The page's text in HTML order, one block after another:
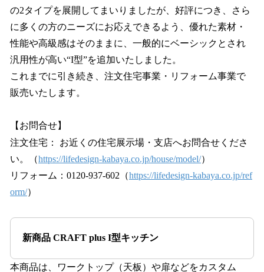
の2タイプを展開してまいりましたが、好評につき、さら
に多くの方のニーズにお応えできるよう、優れた素材・
性能や高級感はそのままに、一般的にベーシックとされ
汎用性が高い“I型”を追加いたしました。
これまでに引き続き、注文住宅事業・リフォーム事業で
販売いたします。
【お問合せ】
注文住宅： お近くの住宅展示場・支店へお問合せくださ
い。（https://lifedesign-kabaya.co.jp/house/model/）
リフォーム：0120-937-602（https://lifedesign-kabaya.co.jp/ref
orm/）
新商品 CRAFT plus I型キッチン
本商品は、ワークトップ（天板）や扉などをカスタム